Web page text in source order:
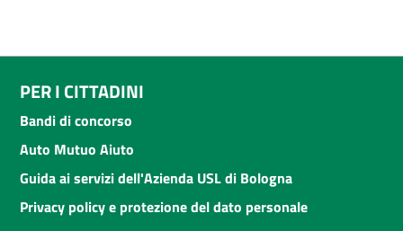
PER I CITTADINI
Bandi di concorso
Auto Mutuo Aiuto
Guida ai servizi dell'Azienda USL di Bologna
Privacy policy e protezione del dato personale